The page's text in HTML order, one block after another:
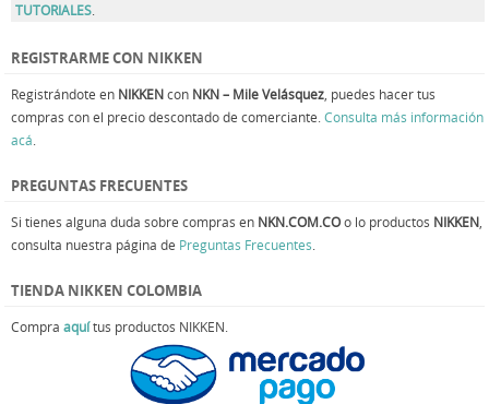
TUTORIALES.
REGISTRARME CON NIKKEN
Registrándote en NIKKENcon NKN – Mile Velásquez, puedes hacer tus
compras con el precio descontado de comerciante.Consulta más información
acá.
PREGUNTAS FRECUENTES
Si tienes alguna duda sobre compras en NKN.COM.COo lo productos NIKKEN
consulta nuestra página de Preguntas Frecuentes
TIENDA NIKKEN COLOMBIA
Compra aquítus productos NIKKEN.